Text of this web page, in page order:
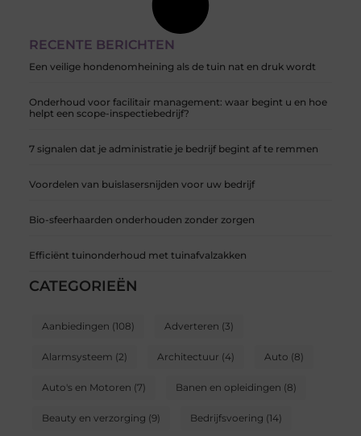
RECENTE BERICHTEN
Een veilige hondenomheining als de tuin nat en druk wordt
Onderhoud voor facilitair management: waar begint u en hoe
helpt een scope-inspectiebedrijf?
7 signalen dat je administratie je bedrijf begint af te remmen
Voordelen van buislasersnijden voor uw bedrijf
Bio-sfeerhaarden onderhouden zonder zorgen
Efficiënt tuinonderhoud met tuinafvalzakken
CATEGORIEËN
Aanbiedingen (108) Adverteren (3)
Alarmsysteem (2) Architectuur (4) Auto (8)
Auto's en Motoren (7) Banen en opleidingen (8)
Beauty en verzorging (9) Bedrijfsvoering (14)